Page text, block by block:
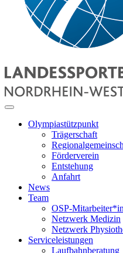
Olympiastützpunkt
Trägerschaft
Förderverein
Entstehung
Anfahrt
News
Team
OSP-
Netzwerk Medizin
Netzwerk
Serviceleistungen
Laufbahnberatung